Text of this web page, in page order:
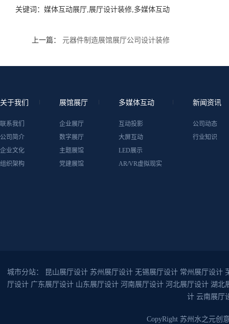
关键词： 媒体互动展厅,展厅设计装修,多媒体互动
上一篇： 元器件制造展馆展厅公司设计装修
关于我们
联系我们
公司简介
企业文化
组织架构
展馆展厅
企业展厅
数字展厅
主题展馆
党建展馆
多媒体互动
互动投影
大屏互动
LED展示
AR/VR虚拟现实
新闻资讯
公司动态
行业知识
城市分站： 昆山展厅设计 苏州展厅设计 无锡展厅设计 常州展厅设计
厅设计 广东展厅设计 山东展厅设计 河南展厅设计 河北展厅设计 湖北
计 云南展厅
CopyRight 苏州水之元创